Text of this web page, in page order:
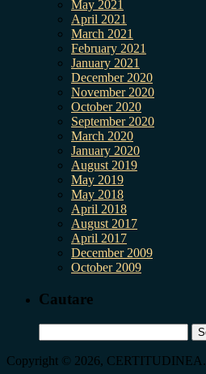
May 2021
April 2021
March 2021
February 2021
January 2021
December 2020
November 2020
October 2020
September 2020
March 2020
January 2020
August 2019
May 2019
May 2018
April 2018
August 2017
April 2017
December 2009
October 2009
Cautare
for:
Copyright © 2026, CERTITUDINEA.